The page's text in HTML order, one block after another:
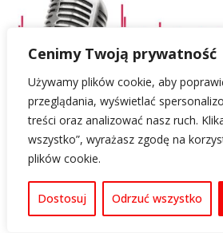
Cenimy Twoją prywatność
Używamy plików cookie, aby
przeglądania, wyświetlać
treści oraz analizować nasz ruch.
wszystko”, wyrażasz zgodę na
plików cookie.
Dostosuj Odrzuć wszystko